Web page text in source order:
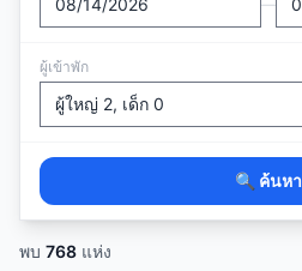
—
ผู้เข้าพัก
🔍 ค้นหา
พบ 768 แห่ง